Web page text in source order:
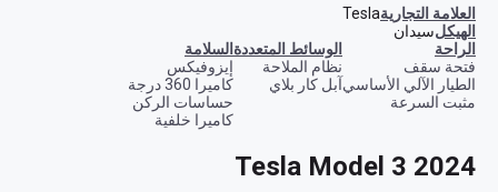
العلامة التجاريةTesla
الهيكلسيدان
الراحة
فتحة سقف
الطيار الآلي الأساسي
مثبت السرعة
الوسائط المتعددة
نظام الملاحة
آبل كار بلاي
السلامة
إيزوفيكس
كاميرا 360 درجة
حساسات الركن
كاميرا خلفية
Tesla Model 3 2024